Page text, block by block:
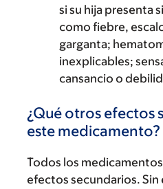
si su hija presenta
como fiebre,
garganta;
inexplicables;
cansancio o
¿Qué otros efectos
este medicamento?
Todos los
efectos secundarios. Sin